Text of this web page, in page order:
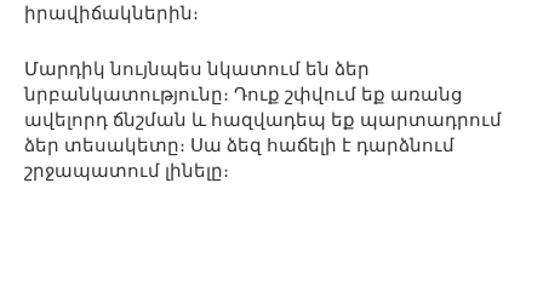
իրավիճակներին։
Մարդիկ նույնպես նկատում են ձեր
նրբանկատությունը։ Դուք շփվում եք առանց
ավելորդ ճնշման և հազվադեպ եք պարտադրում
ձեր տեսակետը։ Սա ձեզ հաճելի է դարձնում
շրջապատում լինելը։